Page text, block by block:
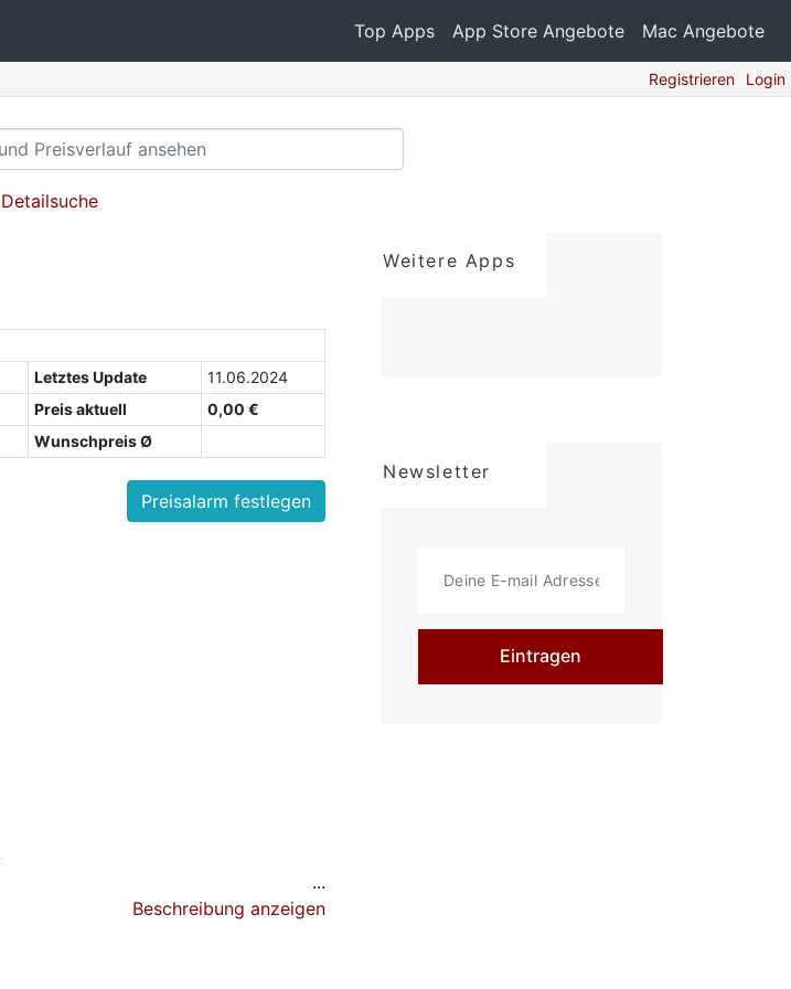
Top Apps App Store Angebote Mac Angebote
Registrieren Login
Detailsuche
Letztes Update
11.06.2024
Preis aktuell
0,00 €
Wunschpreis Ø
Beschreibung anzeigen
Weitere Apps
Newsletter
Eintragen